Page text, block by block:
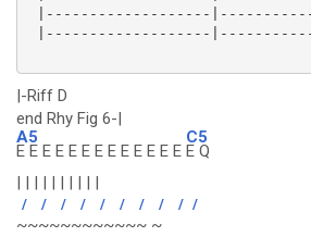
|-------------------
|-------------------
|-Riff D
end Rhy Fig 6-|
A5
E E E E E E E E E E E E E
C5
E Q
| | | | | | | | | |
/ / / / / / / / / /
~~~~~~~~~~~~ ~